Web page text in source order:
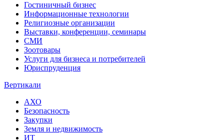
Гостиничный бизнес
Информационные технологии
Религиозные организации
Выставки, конференции, семинары
СМИ
Зоотовары
Услуги для бизнеса и потребителей
Юриспруденция
Вертикали
АХО
Безопасность
Закупки
Земля и недвижимость
ИТ